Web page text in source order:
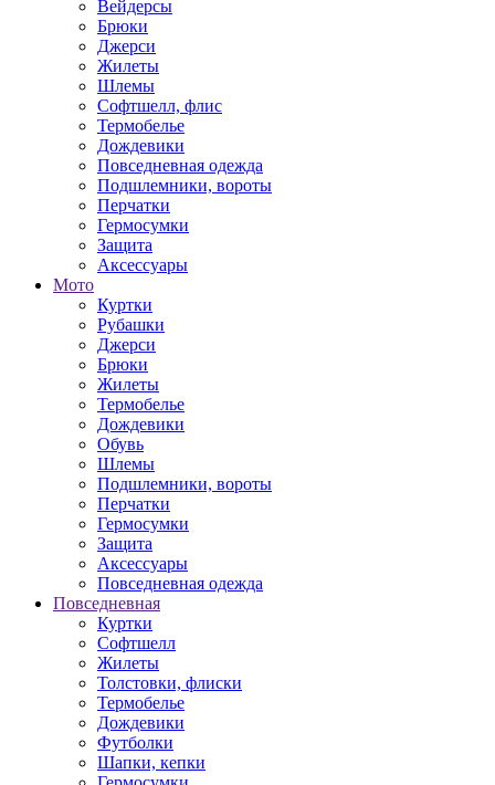
Вейдерсы
Брюки
Джерси
Жилеты
Шлемы
Софтшелл, флис
Термобелье
Дождевики
Повседневная одежда
Подшлемники, вороты
Перчатки
Гермосумки
Защита
Аксессуары
Мото
Куртки
Рубашки
Джерси
Брюки
Жилеты
Термобелье
Дождевики
Обувь
Шлемы
Подшлемники, вороты
Перчатки
Гермосумки
Защита
Аксессуары
Повседневная одежда
Повседневная
Куртки
Софтшелл
Жилеты
Толстовки, флиски
Термобелье
Дождевики
Футболки
Шапки, кепки